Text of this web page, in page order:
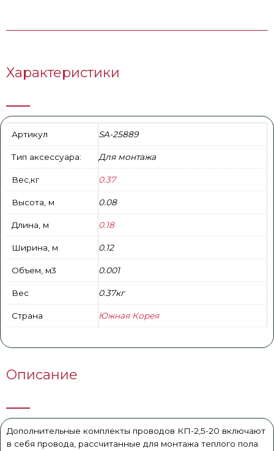
Характеристики
Артикул SA-25889
Тип аксессуара: Для монтажа
Вес,кг 0.37
Высота, м 0.08
Длина, м 0.18
Ширина, м 0.12
Объем, м3 0.001
Вес 0.37кг
Страна Южная Корея
Описание
Дополнительные комплекты проводов КП-2,5-20 включают
в себя провода, рассчитанные для монтажа теплого пола